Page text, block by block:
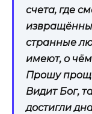
счета, где
странные
имеют, о
Прошу
Видит Бог,
достигли